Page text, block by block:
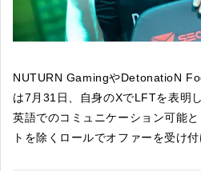
NUTURN GamingやDetonatioN
は7月31日、自身のXでLFTを表明
英語でのコミュニケーション可能
トを除くロールでオファーを受け付